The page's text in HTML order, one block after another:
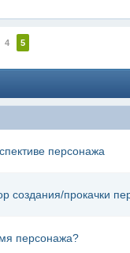
4 5
персонажа
создания/прокачки
персонажа?